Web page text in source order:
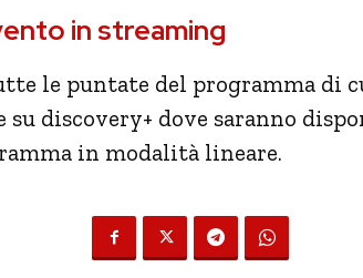
in streaming
le puntate del programma di
su discovery+ dove saranno
in modalità lineare.